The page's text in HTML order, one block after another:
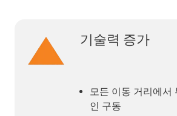
기술력 증가
모든 이동 거리에서
인 구동